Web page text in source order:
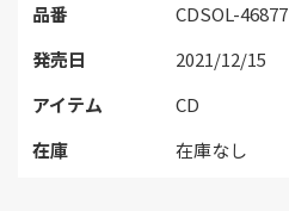
品番
CDSOL-46877
発売日
2021/12/15
アイテム
CD
在庫
在庫なし